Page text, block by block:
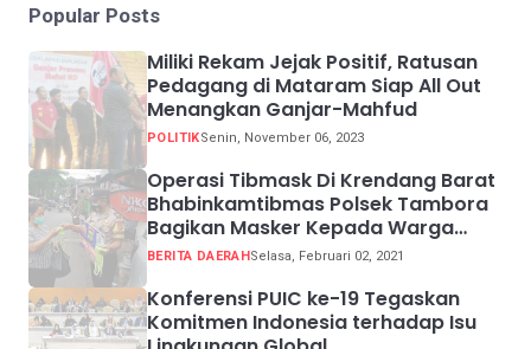
Popular Posts
Miliki Rekam Jejak Positif, Ratusan
Pedagang di Mataram Siap All Out
Menangkan Ganjar-Mahfud
POLITIKSenin, November 06, 2023
Operasi Tibmask Di Krendang Barat
Bhabinkamtibmas Polsek Tambora
Bagikan Masker Kepada Warga
Pelanggar Prokes
BERITA DAERAHSelasa, Februari 02, 2021
Konferensi PUIC ke-19 Tegaskan
Komitmen Indonesia terhadap Isu